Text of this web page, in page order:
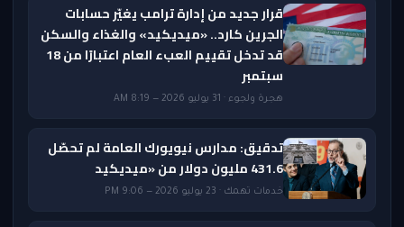
قرار جديد من إدارة ترامب يغيّر حسابات
الجرين كارد.. «ميديكيد» والغذاء والسكن
قد تدخل تقييم العبء العام اعتبارًا من 18
سبتمبر
هجرة ولجوء · 31 يوليو 2026 — 8:19 AM
تدقيق: مدارس نيويورك العامة لم تحصّل
431.6 مليون دولار من «ميديكيد
خدمات تهمك · 23 يوليو 2026 — 9:06 PM